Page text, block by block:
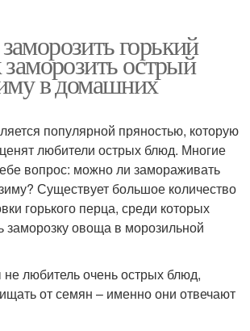
горький
острый
в домашних
популярной пряностью, которую
любители острых блюд. Многие
вопрос: можно ли замораживать
Существует большое количество
горького перца, среди которых
заморозку овоща в морозильной
любитель очень острых блюд,
от семян – именно они отвечают